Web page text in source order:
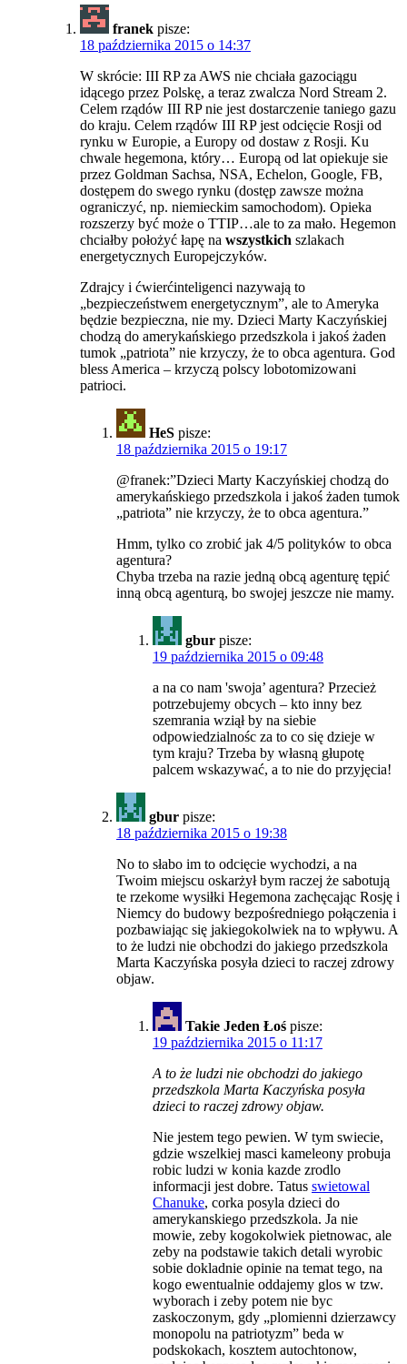
franek pisze:
18 października 2015 o 14:37
W skrócie: III RP za AWS nie chciała gazociągu
idącego przez Polskę, a teraz zwalcza Nord Stream 2.
Celem rządów III RP nie jest dostarczenie taniego gazu
do kraju. Celem rządów III RP jest odcięcie Rosji od
rynku w Europie, a Europy od dostaw z Rosji. Ku
chwale hegemona, który… Europą od lat opiekuje sie
przez Goldman Sachsa, NSA, Echelon, Google, FB,
dostępem do swego rynku (dostęp zawsze można
ograniczyć, np. niemieckim samochodom). Opieka
rozszerzy być może o TTIP…ale to za mało. Hegemon
chciałby położyć łapę na wszystkich szlakach
energetycznych Europejczyków.
Zdrajcy i ćwierćinteligenci nazywają to
„bezpieczeństwem energetycznym”, ale to Ameryka
będzie bezpieczna, nie my. Dzieci Marty Kaczyńskiej
chodzą do amerykańskiego przedszkola i jakoś żaden
tumok „patriota” nie krzyczy, że to obca agentura. God
bless America – krzyczą polscy lobotomizowani
patrioci.
HeS pisze:
18 października 2015 o 19:17
@franek:”Dzieci Marty Kaczyńskiej chodzą do
amerykańskiego przedszkola i jakoś żaden tumok
„patriota” nie krzyczy, że to obca agentura.”
Hmm, tylko co zrobić jak 4/5 polityków to obca
agentura?
Chyba trzeba na razie jedną obcą agenturę tępić
inną obcą agenturą, bo swojej jeszcze nie mamy.
gbur pisze:
19 października 2015 o 09:48
a na co nam 'swoja’ agentura? Przecież
potrzebujemy obcych – kto inny bez
szemrania wziął by na siebie
odpowiedzialnośc za to co się dzieje w
tym kraju? Trzeba by własną głupotę
palcem wskazywać, a to nie do przyjęcia!
gbur pisze:
18 października 2015 o 19:38
No to słabo im to odcięcie wychodzi, a na
Twoim miejscu oskarżył bym raczej że sabotują
te rzekome wysiłki Hegemona zachęcając Rosję i
Niemcy do budowy bezpośredniego połączenia i
pozbawiając się jakiegokolwiek na to wpływu. A
to że ludzi nie obchodzi do jakiego przedszkola
Marta Kaczyńska posyła dzieci to raczej zdrowy
objaw.
Takie Jeden Łoś pisze:
19 października 2015 o 11:17
A to że ludzi nie obchodzi do jakiego
przedszkola Marta Kaczyńska posyła
dzieci to raczej zdrowy objaw.
Nie jestem tego pewien. W tym swiecie,
gdzie wszelkiej masci kameleony probuja
robic ludzi w konia kazde zrodlo
informacji jest dobre. Tatus swietowal
Chanuke, corka posyla dzieci do
amerykanskiego przedszkola. Ja nie
mowie, zeby kogokolwiek pietnowac, ale
zeby na podstawie takich detali wyrobic
sobie dokladnie opinie na temat tego, na
kogo ewentualnie oddajemy glos w tzw.
wyborach i zeby potem nie byc
zaskoczonym, gdy „plomienni dzierzawcy
monopolu na patriotyzm” beda w
podskokach, kosztem autochtonow,